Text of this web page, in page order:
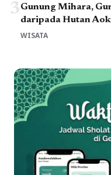
3Gunung Mihara,
daripada Hutan
WISATA